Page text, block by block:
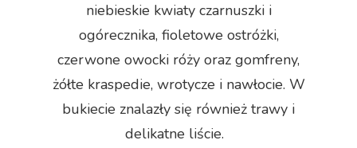
niebieskie kwiaty czarnuszki i
ogórecznika, fioletowe ostróżki,
czerwone owocki róży oraz gomfreny,
żółte kraspedie, wrotycze i nawłocie. W
bukiecie znalazły się również trawy i
delikatne liście.